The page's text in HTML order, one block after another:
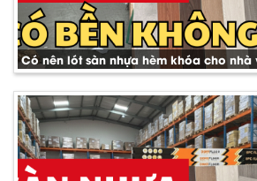
Có nên lót sàn nhựa hèm khóa cho